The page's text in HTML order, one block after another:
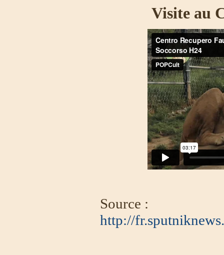
Visite au
Source :
http://